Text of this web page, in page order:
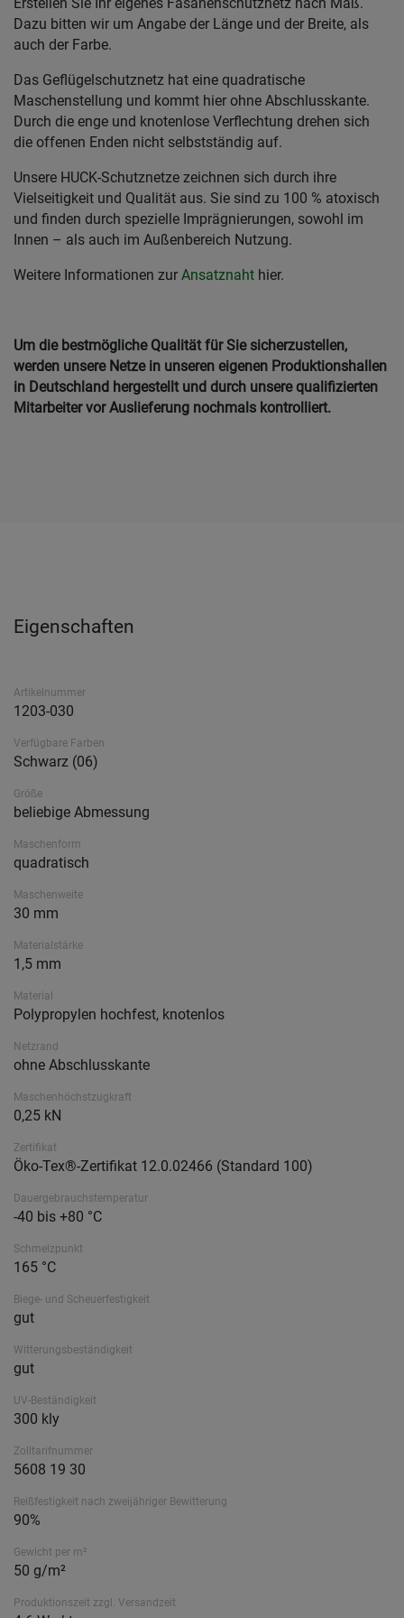
Erstellen Sie Ihr eigenes Fasanenschutznetz nach Maß.
Dazu bitten wir um Angabe der Länge und der Breite, als
auch der Farbe.
Das Geflügelschutznetz hat eine quadratische
Maschenstellung und kommt hier ohne Abschlusskante.
Durch die enge und knotenlose Verflechtung drehen sich
die offenen Enden nicht selbstständig auf.
Unsere HUCK-Schutznetze zeichnen sich durch ihre
Vielseitigkeit und Qualität aus. Sie sind zu 100 % atoxisch
und finden durch spezielle Imprägnierungen, sowohl im
Innen – als auch im Außenbereich Nutzung.
Weitere Informationen zur Ansatznaht hier.
Um die bestmögliche Qualität für Sie sicherzustellen,
werden unsere Netze in unseren eigenen Produktionshallen
in Deutschland hergestellt und durch unsere qualifizierten
Mitarbeiter vor Auslieferung nochmals kontrolliert.
Eigenschaften
Artikelnummer
1203-030
Verfügbare Farben
Schwarz (06)
Größe
beliebige Abmessung
Maschenform
quadratisch
Maschenweite
30 mm
Materialstärke
1,5 mm
Material
Polypropylen hochfest, knotenlos
Netzrand
ohne Abschlusskante
Maschenhöchstzugkraft
0,25 kN
Zertifikat
Öko-Tex®-Zertifikat 12.0.02466 (Standard 100)
Dauergebrauchstemperatur
-40 bis +80 °C
Schmelzpunkt
165 °C
Biege- und Scheuerfestigkeit
gut
Witterungsbeständigkeit
gut
UV-Beständigkeit
300 kly
Zolltarifnummer
5608 19 30
Reißfestigkeit nach zweijähriger Bewitterung
90%
Gewicht per m²
50 g/m²
Produktionszeit zzgl. Versandzeit